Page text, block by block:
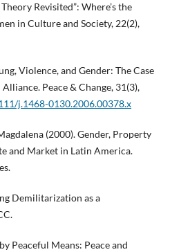
Revisited”: Where’s the
in Culture and Society, 22(2),
Violence, and Gender: The Case
Peace & Change, 31(3),
j.1468-0130.2006.00378.x
(2000). Gender, Property
and Market in Latin America.
Demilitarization as a
Peaceful Means: Peace and